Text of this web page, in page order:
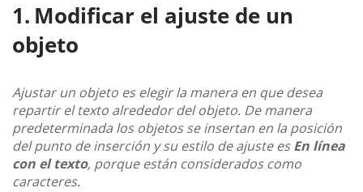
Modificar el ajuste de un
objeto
Ajustar un objeto es elegir la manera en que desea
repartir el texto alrededor del objeto. De manera
predeterminada los objetos se insertan en la posición
del punto de inserción y su estilo de ajuste esEn línea
con el texto, porque están considerados como
caracteres.